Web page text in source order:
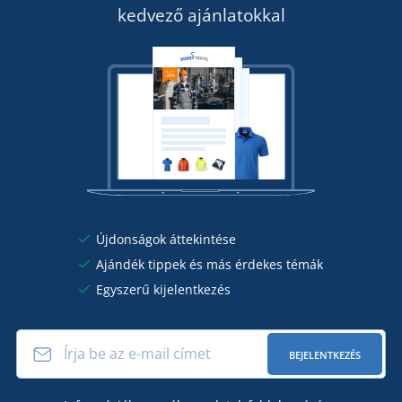
kedvező ajánlatokkal
Újdonságok áttekintése
Ajándék tippek és más érdekes témák
Egyszerű kijelentkezés
BEJELENTKEZÉS